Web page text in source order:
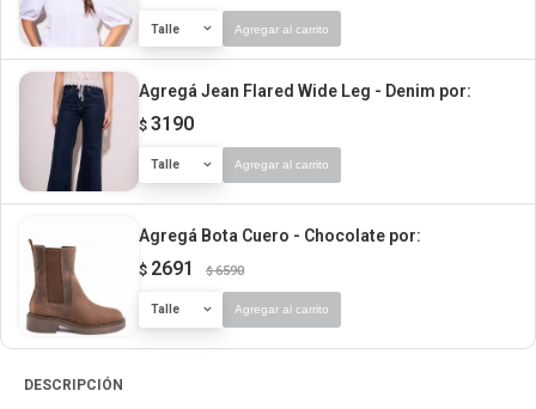
Talle Agregar al carrito
Agregá Jean Flared Wide Leg - Denim por:
$ 3190
Talle Agregar al carrito
Agregá Bota Cuero - Chocolate por:
$ 2691 $ 6590
Talle Agregar al carrito
DESCRIPCIÓN